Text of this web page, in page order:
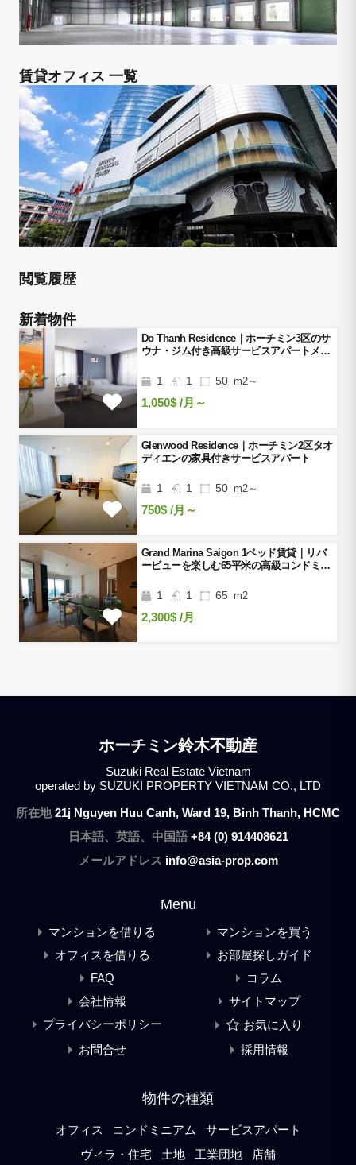
賃貸オフィス 一覧
閲覧履歴
新着物件
Do Thanh Residence｜ホーチミン3区のサ
ウナ・ジム付き高級サービスアパートメン
1 1 50 m2～
1,050$ /月～
Glenwood Residence｜ホーチミン2区タオ
ディエンの家具付きサービスアパート
1 1 50 m2～
750$ /月～
Grand Marina Saigon 1ベッド賃貸｜リバ
ービューを楽しむ65平米の高級コンドミニ
1 1 65 m2
2,300$ /月
ホーチミン鈴木不動産
Suzuki Real Estate Vietnam
operated by SUZUKI PROPERTY VIETNAM CO., LTD
所在地21j Nguyen Huu Canh, Ward 19, Binh Thanh, HCMC
日本語、英語、中国語 +84 (0) 914408621
メールアドレス info@asia-prop.com
Menu
マンションを借りる
マンションを買う
オフィスを借りる
お部屋探しガイド
FAQ
コラム
会社情報
サイトマップ
プライバシーポリシー
お気に入り
お問合せ
採用情報
物件の種類
オフィス コンドミニアム
サービスアパート
ヴィラ・住宅
土地 工業団地 店舗